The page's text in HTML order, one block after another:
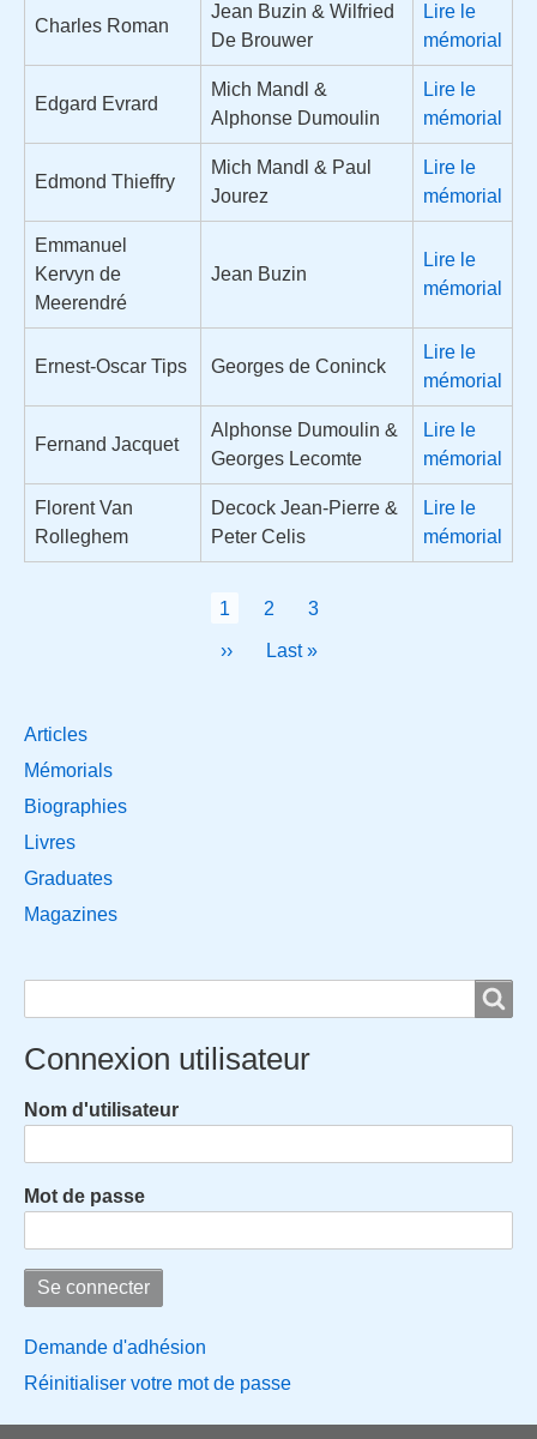
Charles Roman
Jean Buzin & Wilfried
De Brouwer
Lire le
mémorial
Edgard Evrard
Mich Mandl &
Alphonse Dumoulin
Lire le
mémorial
Edmond Thieffry
Mich Mandl & Paul
Jourez
Lire le
mémorial
Emmanuel
Kervyn de
Meerendré
Jean Buzin
Lire le
mémorial
Ernest-Oscar Tips Georges de Coninck
Lire le
mémorial
Fernand Jacquet
Alphonse Dumoulin &
Georges Lecomte
Lire le
mémorial
Florent Van
Rolleghem
Decock Jean-Pierre &
Peter Celis
Lire le
mémorial
Page
1 Page
2 Page
3
Page
››
Dernière
Last »
Bibliothèque
Articles
Mémorials
Biographies
Livres
Graduates
Magazines
Connexion utilisateur
Nom d'utilisateur
Mot de passe
Demande d'adhésion
Réinitialiser votre mot de passe